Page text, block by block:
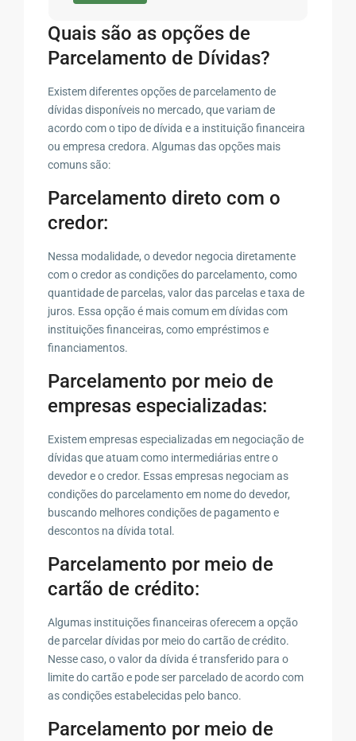
Quais são as opções de
Parcelamento de Dívidas?
Existem diferentes opções de parcelamento de
dívidas disponíveis no mercado, que variam de
acordo com o tipo de dívida e a instituição financeira
ou empresa credora. Algumas das opções mais
comuns são:
Parcelamento direto com o
credor:
Nessa modalidade, o devedor negocia diretamente
com o credor as condições do parcelamento, como
quantidade de parcelas, valor das parcelas e taxa de
juros. Essa opção é mais comum em dívidas com
instituições financeiras, como empréstimos e
financiamentos.
Parcelamento por meio de
empresas especializadas:
Existem empresas especializadas em negociação de
dívidas que atuam como intermediárias entre o
devedor e o credor. Essas empresas negociam as
condições do parcelamento em nome do devedor,
buscando melhores condições de pagamento e
descontos na dívida total.
Parcelamento por meio de
cartão de crédito:
Algumas instituições financeiras oferecem a opção
de parcelar dívidas por meio do cartão de crédito.
Nesse caso, o valor da dívida é transferido para o
limite do cartão e pode ser parcelado de acordo com
as condições estabelecidas pelo banco.
Parcelamento por meio de